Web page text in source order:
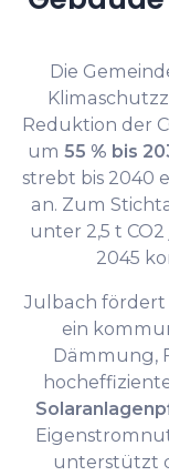
Die
Reduktion der
um 55 % bis
strebt bis 2040
an. Zum
unter 2,5 t
2045
Julbach
ein
Dämmung,
unterstützt